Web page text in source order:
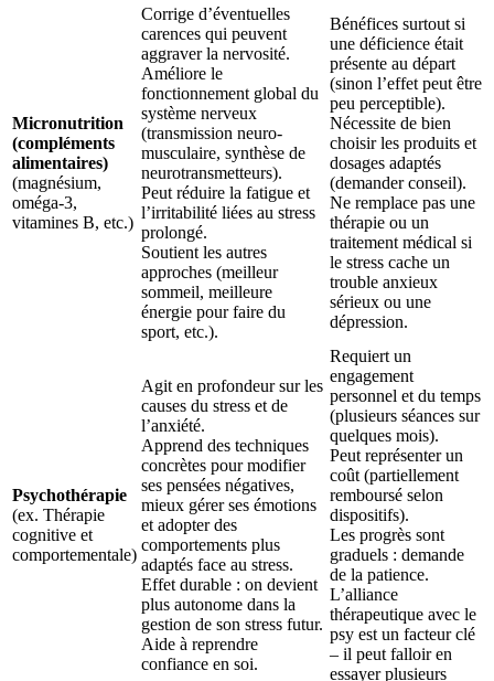
Micronutrition
(compléments
alimentaires)
(magnésium,
oméga-3,
vitamines B, etc.)
Corrige d’éventuelles
carences qui peuvent
aggraver la nervosité.
Améliore le
fonctionnement global du
système nerveux
(transmission neuro-
musculaire, synthèse de
neurotransmetteurs).
Peut réduire la fatigue et
l’irritabilité liées au stress
prolongé.
Soutient les autres
approches (meilleur
sommeil, meilleure
énergie pour faire du
sport, etc.).
Bénéfices surtout si
une déficience était
présente au départ
(sinon l’effet peut être
peu perceptible).
Nécessite de bien
choisir les produits et
dosages adaptés
(demander conseil).
Ne remplace pas une
thérapie ou un
traitement médical si
le stress cache un
trouble anxieux
sérieux ou une
dépression.
Psychothérapie
(ex. Thérapie
cognitive et
comportementale)
Agit en profondeur sur les
causes du stress et de
l’anxiété.
Apprend des techniques
concrètes pour modifier
ses pensées négatives,
mieux gérer ses émotions
et adopter des
comportements plus
adaptés face au stress.
Effet durable : on devient
plus autonome dans la
gestion de son stress futur.
Aide à reprendre
confiance en soi.
Requiert un
engagement
personnel et du temps
(plusieurs séances sur
quelques mois).
Peut représenter un
coût (partiellement
remboursé selon
dispositifs).
Les progrès sont
graduels : demande
de la patience.
L’alliance
thérapeutique avec le
psy est un facteur clé
– il peut falloir en
essayer plusieurs